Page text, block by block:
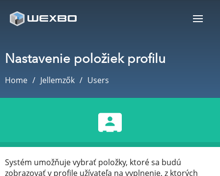
Nastavenie položiek profilu
Home Jellemzők Users
Systém umožňuje vybrať položky, ktoré sa budú
zobrazovať v profile užívateľa na vyplnenie, z ktorých